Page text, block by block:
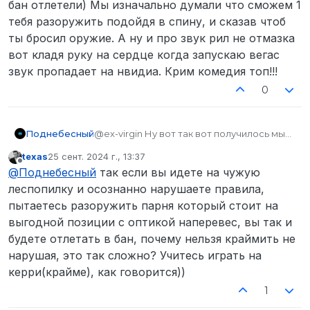
которые придумали отмазку про отсутствие звука
по какой-то там причине. Насчет пятого раза как
написал мой товарищ, ну это действительно так,
вы даже ники не меняете, то что ты “не будешь
приходить к нам хотя бы 5 дней”, господи спасибо
огромное за твое одолжение!
, только вопрос
не в этом, заходили бы вы без нарушения правил,
похожи на какую-то криминальную комедию,
причем очень дешевую.
бан отлетели) Мы изначально думали что сможем 1
тебя разоружить подойдя в спину, и сказав чтоб
ты бросил оружие. А ну и про звук рил не отмазка
вот кладя руку на сердце когда запускаю вегас
звук пропадает на нвидиа. Крим комедия топ!!!
0
Поднебесный@ex-virgin Ну вот так вот получилось мы
рядом с друг другом, тк как раций нету.
Одолжение топ тк все в бан отлетели) Мы
изначально думали что сможем 1 тебя
разоружить подойдя в спину, и сказав
чтоб ты бросил оружие. А ну и про звук
рил не отмазка вот кладя руку на сердце
когда запускаю вегас звук пропадает на
нвидиа. Крим комедия топ!!!
Не в сети
texas25 сент. 2024 г., 13:37
отредактировано
@Поднебесный так если вы идете на чужую
леспопилку и осознанно нарушаете правила,
пытаетесь разоружить парня который стоит на
выгодной позиции с оптикой наперевес, вы так и
будете отлетать в бан, почему нельзя краймить не
нарушая, это так сложно? Учитесь играть на
керри(крайме), как говорится))
1